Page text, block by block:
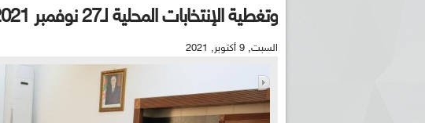
وتغطية الإنتخابات المحلية لـ27 نوفمبر 2021
السبت, 9 أكتوبر, 2021